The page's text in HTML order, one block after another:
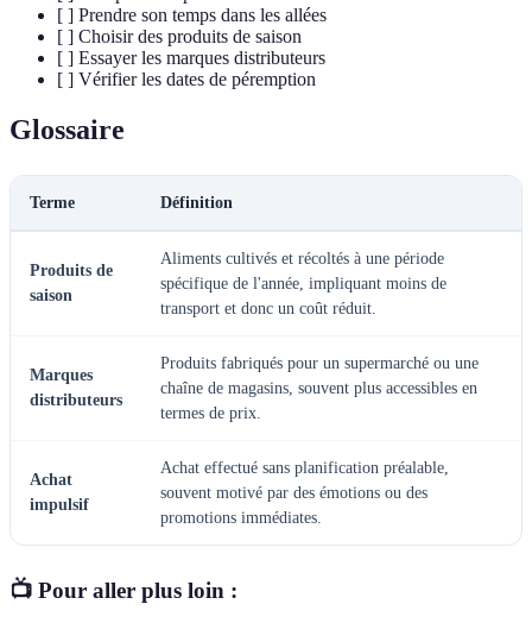
[ ] Prendre son temps dans les allées
[ ] Choisir des produits de saison
[ ] Essayer les marques distributeurs
[ ] Vérifier les dates de péremption
Glossaire
Terme Définition
Produits de
saison
Aliments cultivés et récoltés à une période
spécifique de l'année, impliquant moins de
transport et donc un coût réduit.
Marques
distributeurs
Produits fabriqués pour un supermarché ou une
chaîne de magasins, souvent plus accessibles en
termes de prix.
Achat
impulsif
Achat effectué sans planification préalable,
souvent motivé par des émotions ou des
promotions immédiates.
📺 Pour aller plus loin :